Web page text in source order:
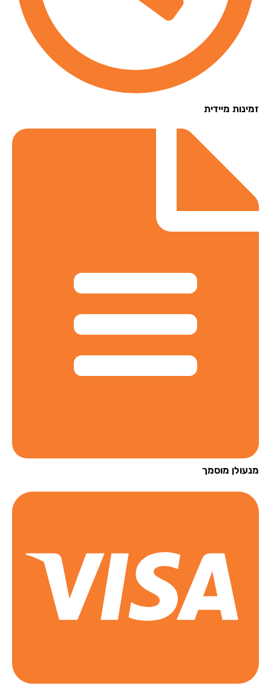
מיידית
מוסמך